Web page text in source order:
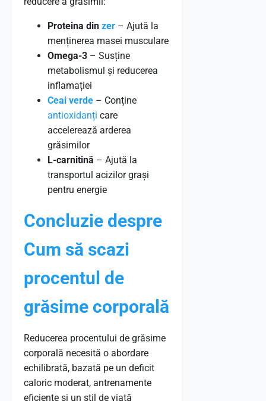
Proteina din zer – Ajută la
menținerea masei musculare
Omega-3 – Susține
metabolismul și reducerea
inflamației
Ceai verde – Conține
antioxidanți care
accelerează arderea
grăsimilor
L-carnitină – Ajută la
transportul acizilor grași
pentru energie
Concluzie despre
Cum să scazi
procentul de
grăsime corporală
Reducerea procentului de grăsime
corporală necesită o abordare
echilibrată, bazată pe un deficit
caloric moderat, antrenamente
eficiente și un stil de viață